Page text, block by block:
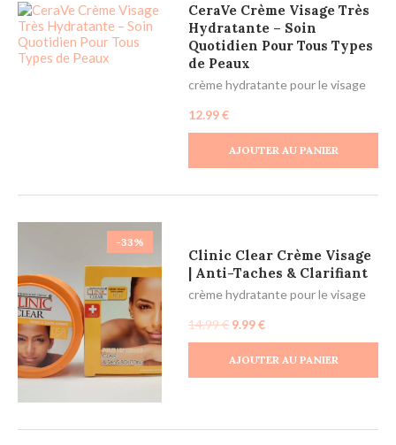
CeraVe Crème Visage Très
Hydratante – Soin
Quotidien Pour Tous Types
de Peaux
crème hydratante pour le visage
12.99€
AJOUTER AU PANIER
-33%
Clinic Clear Crème Visage
| Anti-Taches & Clarifiant
crème hydratante pour le visage
14.99€ 9.99€
AJOUTER AU PANIER